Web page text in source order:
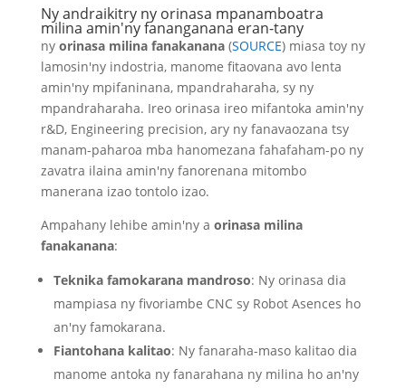
Ny andraikitry ny orinasa mpanamboatra
milina amin'ny fananganana eran-tany
ny orinasa milina fanakanana(SOURCE) miasa toy ny
lamosin'ny indostria, manome fitaovana avo lenta
amin'ny mpifaninana, mpandraharaha, sy ny
mpandraharaha. Ireo orinasa ireo mifantoka amin'ny
r&D, Engineering precision, ary ny fanavaozana tsy
manam-paharoa mba hanomezana fahafaham-po ny
zavatra ilaina amin'ny fanorenana mitombo
manerana izao tontolo izao.
Ampahany lehibe amin'ny a orinasa milina
fanakanana:
Teknika famokarana mandroso: Ny orinasa dia
mampiasa ny fivoriambe CNC sy Robot Asences ho
an'ny famokarana.
Fiantohana kalitao: Ny fanaraha-maso kalitao dia
manome antoka ny fanarahana ny milina ho an'ny